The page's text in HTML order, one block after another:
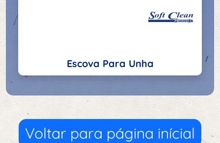
Escova Para Unha
Voltar para página inícial